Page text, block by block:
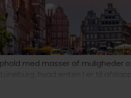
med masser af muligheder
hvad enten I er til